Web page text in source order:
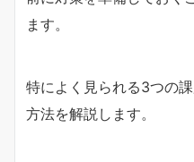
ます。
特によく見られる3つの
方法を解説します。